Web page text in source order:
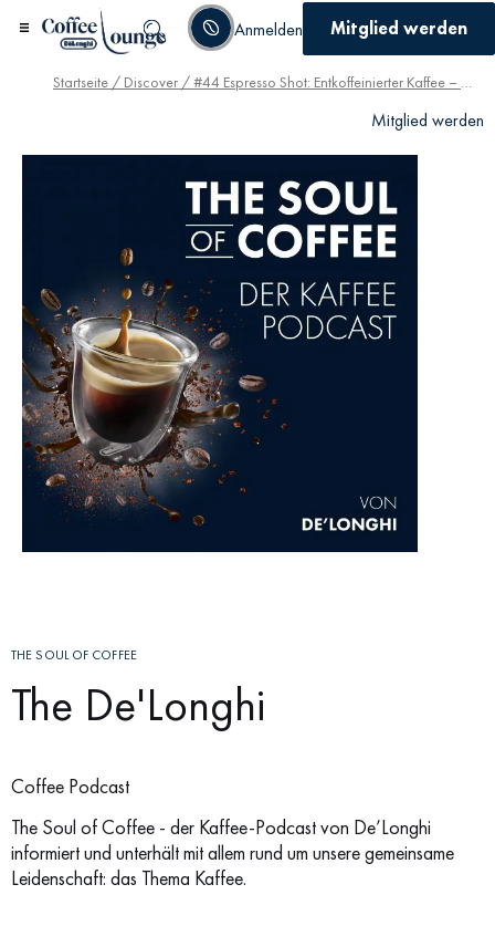
Anmelden Mitglied werden
Mitglied werden
Startseite / Discover / #44 Espresso Shot: Entkoffeinierter Kaffee – So langweilig wie sein Ruf? Von wegen…
THE SOUL OF COFFEE
The De'Longhi
Coffee Podcast
The Soul of Coffee - der Kaffee-Podcast von De’Longhi
informiert und unterhält mit allem rund um unsere gemeinsame
Leidenschaft: das Thema Kaffee.